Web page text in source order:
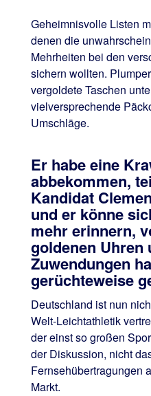
Geheimnisvolle Listen
denen die
Mehrheiten bei den
sichern wollten.
vergoldete Taschen
vielversprechende
Umschläge.
Er habe eine
abbekommen,
Kandidat
und er könne
mehr erinnern,
goldenen Uhren
Zuwendungen
gerüchteweise
Deutschland ist nun
Welt-Leichtathletik
der einst so großen
der Diskussion, nicht
Fernsehübertragungen
Markt.